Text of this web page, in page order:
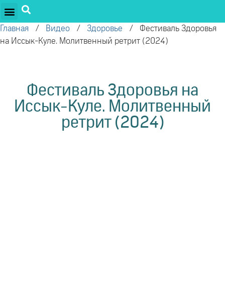
Главная / Видео / Здоровье / Фестиваль Здоровья
на Иссык-Куле. Молитвенный ретрит (2024)
Фестиваль Здоровья на
Иссык-Куле. Молитвенный
ретрит (2024)